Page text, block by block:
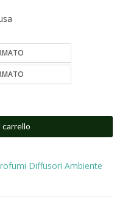
carrello
Diffusori Ambiente